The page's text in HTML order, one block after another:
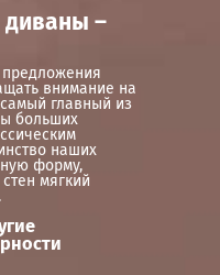
–
внимание на
главный из
больших
наших
форму,
мягкий